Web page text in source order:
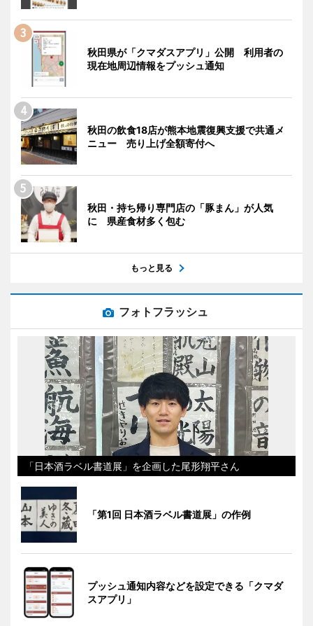
秋田県が「クマダスアプリ」公開 利用者の
現在地周辺情報をプッシュ通知
秋田の飲食18店が熊本地震復興支援で共通メ
ニュー 売り上げ全額寄付へ
秋田・持ち帰り専門店の「豚まん」が人気
に 県産食材多く包む
もっと見る
フォトフラッシュ
「日本酒ラベル書道展」を企画した尾形翔平さん
「第1回 日本酒ラベル書道展」の作例
プッシュ通知内容などを設定できる「クマダ
スアプリ」